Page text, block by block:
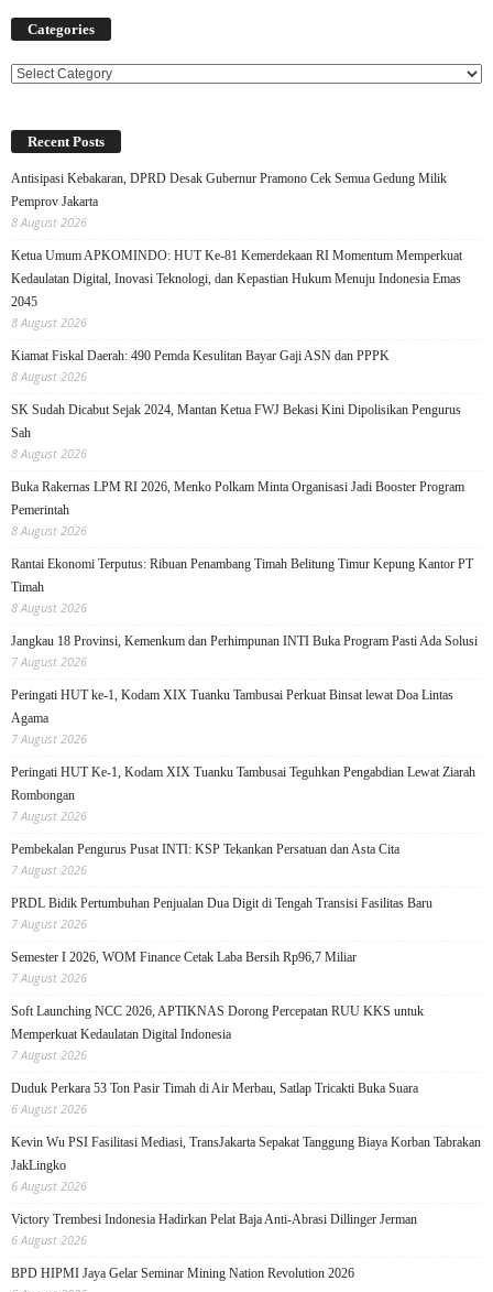
Categories
Categories
Recent Posts
Antisipasi Kebakaran, DPRD Desak Gubernur Pramono Cek Semua Gedung Milik
Pemprov Jakarta
8 August 2026
Ketua Umum APKOMINDO: HUT Ke-81 Kemerdekaan RI Momentum Memperkuat
Kedaulatan Digital, Inovasi Teknologi, dan Kepastian Hukum Menuju Indonesia Emas
2045
8 August 2026
Kiamat Fiskal Daerah: 490 Pemda Kesulitan Bayar Gaji ASN dan PPPK
8 August 2026
SK Sudah Dicabut Sejak 2024, Mantan Ketua FWJ Bekasi Kini Dipolisikan Pengurus
Sah
8 August 2026
Buka Rakernas LPM RI 2026, Menko Polkam Minta Organisasi Jadi Booster Program
Pemerintah
8 August 2026
Rantai Ekonomi Terputus: Ribuan Penambang Timah Belitung Timur Kepung Kantor PT
Timah
8 August 2026
Jangkau 18 Provinsi, Kemenkum dan Perhimpunan INTI Buka Program Pasti Ada Solusi
7 August 2026
Peringati HUT ke-1, Kodam XIX Tuanku Tambusai Perkuat Binsat lewat Doa Lintas
Agama
7 August 2026
Peringati HUT Ke-1, Kodam XIX Tuanku Tambusai Teguhkan Pengabdian Lewat Ziarah
Rombongan
7 August 2026
Pembekalan Pengurus Pusat INTI: KSP Tekankan Persatuan dan Asta Cita
7 August 2026
PRDL Bidik Pertumbuhan Penjualan Dua Digit di Tengah Transisi Fasilitas Baru
7 August 2026
Semester I 2026, WOM Finance Cetak Laba Bersih Rp96,7 Miliar
7 August 2026
Soft Launching NCC 2026, APTIKNAS Dorong Percepatan RUU KKS untuk
Memperkuat Kedaulatan Digital Indonesia
7 August 2026
Duduk Perkara 53 Ton Pasir Timah di Air Merbau, Satlap Tricakti Buka Suara
6 August 2026
Kevin Wu PSI Fasilitasi Mediasi, TransJakarta Sepakat Tanggung Biaya Korban Tabrakan
JakLingko
6 August 2026
Victory Trembesi Indonesia Hadirkan Pelat Baja Anti-Abrasi Dillinger Jerman
6 August 2026
BPD HIPMI Jaya Gelar Seminar Mining Nation Revolution 2026